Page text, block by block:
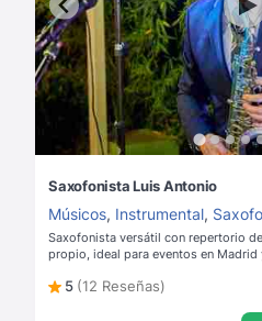
Saxofonista Luis Antonio
Músicos, Instrumental,
Saxofonista versátil con repertorio
propio, ideal para eventos en Madrid
5 (12 Reseñas)